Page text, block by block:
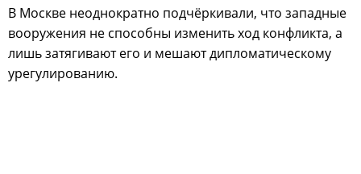
В Москве неоднократно подчёркивали, что западные
вооружения не способны изменить ход конфликта, а
лишь затягивают его и мешают дипломатическому
урегулированию.